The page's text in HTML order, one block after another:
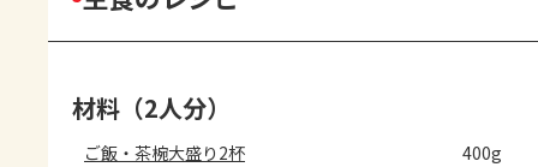
材料（2人分）
ご飯・茶椀大盛り2杯 400g